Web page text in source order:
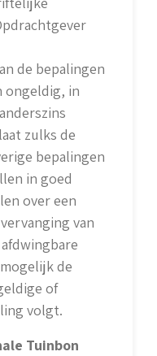
de bepalingen
ongeldig, in
zulks de
bepalingen
in goed
over een
van
de
of
volgt.
Tuinbon